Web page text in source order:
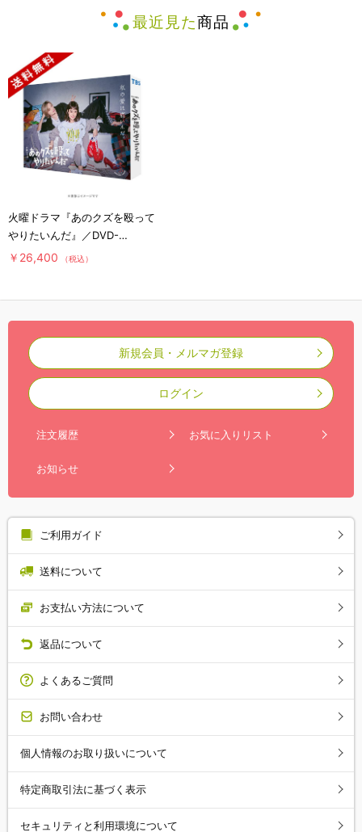
最近見た商品
火曜ドラマ『あのクズを殴って
やりたいんだ』／DVD-
BOX（送料無料・6枚組）
￥26,400 （税込）
新規会員・メルマガ登録
ログイン
注文履歴 お気に入りリスト
お知らせ
ご利用ガイド
送料について
お支払い方法について
返品について
よくあるご質問
お問い合わせ
個人情報のお取り扱いについて
特定商取引法に基づく表示
セキュリティと利用環境について